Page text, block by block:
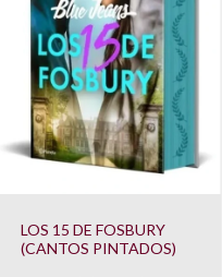
LOS 15 DE FOSBURY
(CANTOS PINTADOS)